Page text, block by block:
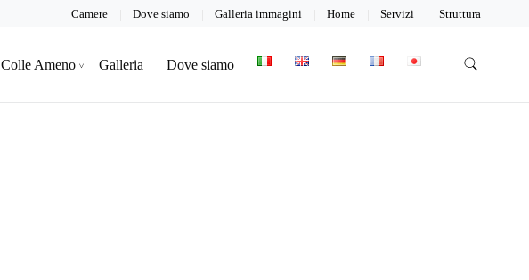
Camere Dove siamo Galleria immagini Home Servizi Struttura
Colle Ameno Galleria Dove siamo